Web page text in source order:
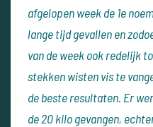
afgelopen week de 1e
lange tijd gevallen en
van de week ook redelijk
stekken wisten vis te
de beste resultaten. Er
de 20 kilo gevangen,